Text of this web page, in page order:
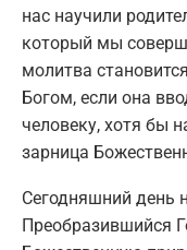
нас научили
который мы
молитва
Богом, если она
человеку, хотя бы
зарница
Сегодняшний день
Преобразившийся